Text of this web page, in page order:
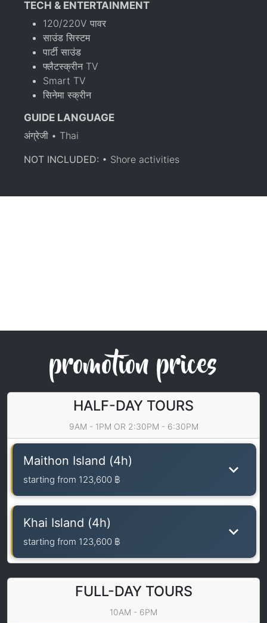
TECH & ENTERTAINMENT
120/220V पावर
साउंड सिस्टम
पार्टी साउंड
फ्लैटस्क्रीन TV
Smart TV
सिनेमा स्क्रीन
GUIDE LANGUAGE
अंग्रेजी • Thai
NOT INCLUDED: • Shore activities
promotion prices
HALF-DAY TOURS
9AM - 1PM OR 2:30PM - 6:30PM
Maithon Island (4h)
starting from 123,600 ฿
Khai Island (4h)
starting from 123,600 ฿
FULL-DAY TOURS
10AM - 6PM